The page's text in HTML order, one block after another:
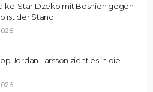
Star Dzeko mit Bosnien gegen
ist der Stand
Jordan Larsson zieht es in die